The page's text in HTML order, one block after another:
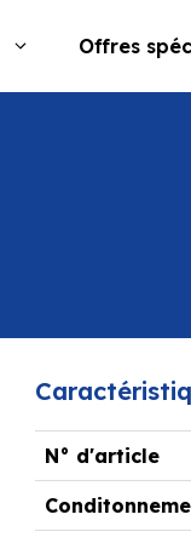
Offres
N° d'article